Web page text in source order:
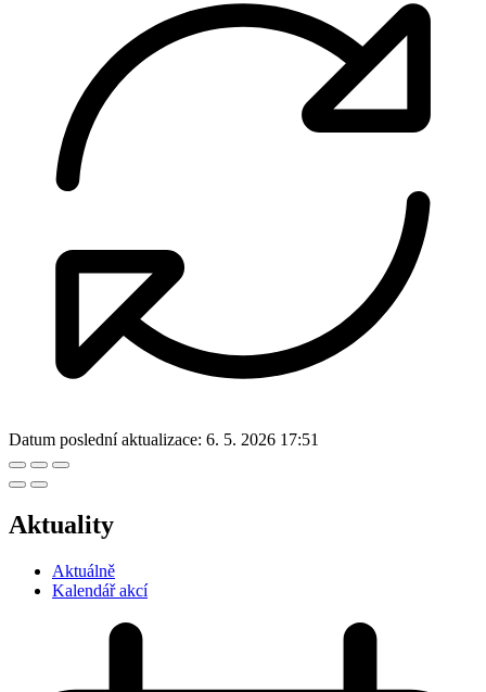
Datum poslední aktualizace: 6. 5. 2026 17:51
Aktuality
Aktuálně
Kalendář akcí